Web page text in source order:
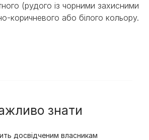
(рудого із чорними захисними
коричневого або білого кольору.
знати
досвідченим власникам